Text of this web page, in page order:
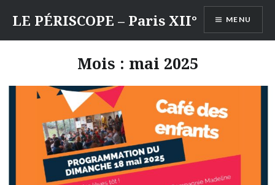
contenu
LE PÉRISCOPE – Paris XII° MENU
Mois : mai 2025